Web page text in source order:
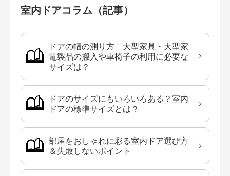
室内ドアコラム（記事）
ドアの幅の測り方 大型家具・大型家
電製品の搬入や車椅子の利用に必要な
サイズは？
ドアのサイズにもいろいろある？室内
ドアの標準サイズとは？
部屋をおしゃれに彩る室内ドア選び方
＆失敗しないポイント